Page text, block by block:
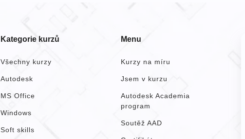
Kategorie kurzů
Všechny kurzy
Autodesk
MS Office
Windows
Soft skills
Menu
Kurzy na míru
Jsem v kurzu
Autodesk Academia
program
Soutěž AAD